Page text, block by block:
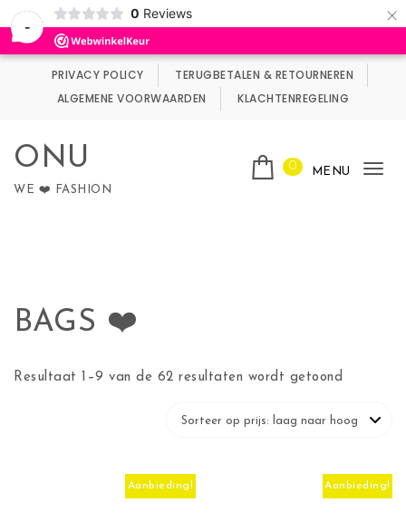
-
0 Reviews ×
Wij maken gebruik van cookies.
PRIVACY POLICY
TERUGBETALEN & RETOURNEREN
ALGEMENE VOORWAARDEN
KLACHTENREGELING
ONU
WE ❤️ FASHION
0 MENU
BAGS ❤️
Resultaat 1–9 van de 62 resultaten wordt getoond
Aanbieding! Aanbieding!